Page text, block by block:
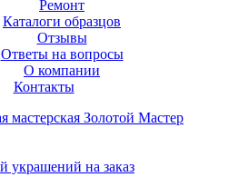
Ремонт
Каталоги образцов
Отзывы
Ответы на вопросы
О компании
Контакты